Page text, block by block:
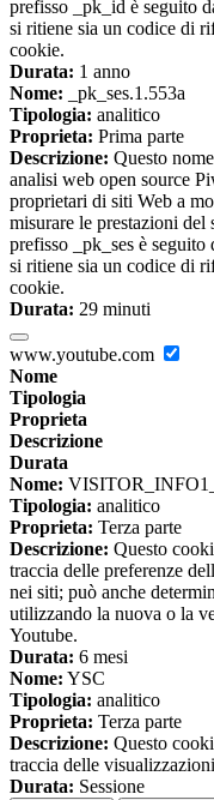
prefisso _pk_id è seguito
si ritiene sia un codice di
cookie.
Durata: 1 anno
Nome: _pk_ses.1.553a
Tipologia: analitico
Proprieta: Prima parte
Descrizione: Questo
analisi web open source
proprietari di siti Web a
misurare le prestazioni
prefisso _pk_ses è
si ritiene sia un codice di
cookie.
Durata: 29 minuti
www.youtube.com
Nome
Tipologia
Proprieta
Descrizione
Durata
Nome:
Tipologia: analitico
Proprieta: Terza parte
Descrizione: Questo
traccia delle preferenze
nei siti; può anche
utilizzando la nuova o la
Youtube.
Durata: 6 mesi
Nome: YSC
Tipologia: analitico
Proprieta: Terza parte
Descrizione: Questo
traccia delle
Durata: Sessione